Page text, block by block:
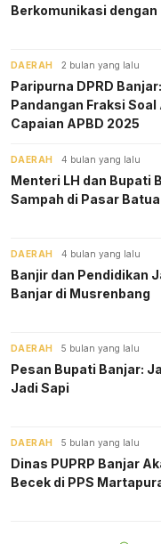
Berkomunikasi
DAERAH 2 bulan yang lalu
Paripurna DPRD
Pandangan Fraksi
Capaian APBD 2025
DAERAH 4 bulan yang lalu
Menteri LH dan Bupati
Sampah di Pasar
DAERAH 4 bulan yang lalu
Banjir dan Pendidikan
Banjar di Musrenbang
DAERAH 5 bulan yang lalu
Pesan Bupati Banjar:
Jadi Sapi
DAERAH 5 bulan yang lalu
Dinas PUPRP Banjar
Becek di PPS